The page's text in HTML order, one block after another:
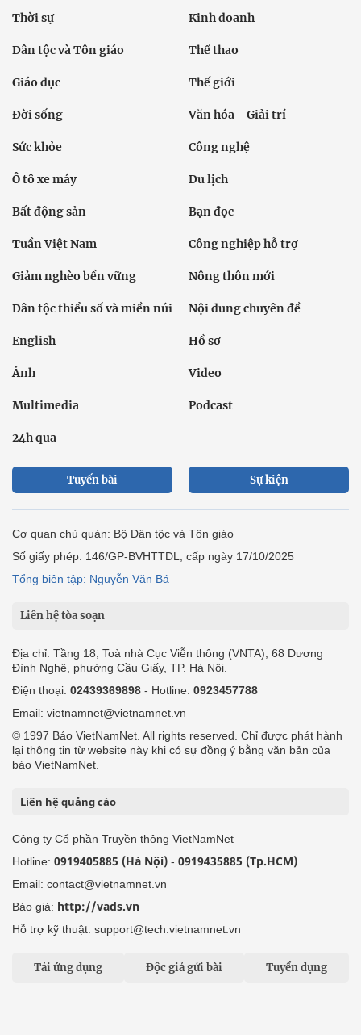
Thời sự Kinh doanh
Dân tộc và Tôn giáo Thể thao
Giáo dục Thế giới
Đời sống Văn hóa - Giải trí
Sức khỏe Công nghệ
Ô tô xe máy Du lịch
Bất động sản Bạn đọc
Tuần Việt Nam Công nghiệp hỗ trợ
Giảm nghèo bền vững Nông thôn mới
Dân tộc thiểu số và miền núi Nội dung chuyên đề
English Hồ sơ
Ảnh Video
Multimedia Podcast
24h qua
Tuyến bài Sự kiện
Cơ quan chủ quản: Bộ Dân tộc và Tôn giáo
Số giấy phép: 146/GP-BVHTTDL, cấp ngày 17/10/2025
Tổng biên tập: Nguyễn Văn Bá
Liên hệ tòa soạn
Địa chỉ: Tầng 18, Toà nhà Cục Viễn thông (VNTA), 68 Dương
Đình Nghệ, phường Cầu Giấy, TP. Hà Nội.
Điện thoại: 02439369898 - Hotline: 0923457788
Email: vietnamnet@vietnamnet.vn
© 1997 Báo VietNamNet. All rights reserved. Chỉ được phát hành
lại thông tin từ website này khi có sự đồng ý bằng văn bản của
báo VietNamNet.
Liên hệ quảng cáo
Công ty Cổ phần Truyền thông VietNamNet
Hotline: 0919405885 (Hà Nội) - 0919435885 (Tp.HCM)
Email: contact@vietnamnet.vn
Báo giá: http://vads.vn
Hỗ trợ kỹ thuật: support@tech.vietnamnet.vn
Tải ứng dụng Độc giả gửi bài Tuyển dụng